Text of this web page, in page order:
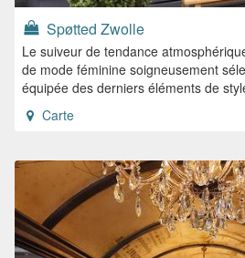
Spøtted Zwolle
Le suiveur de tendance
de mode féminine soigneusement
équipée des derniers éléments de
Carte